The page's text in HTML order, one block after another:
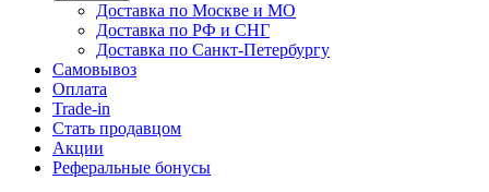
Доставка по Москве и МО
Доставка по РФ и СНГ
Доставка по Санкт-Петербургу
Самовывоз
Оплата
Trade-in
Стать продавцом
Акции
Реферальные бонусы